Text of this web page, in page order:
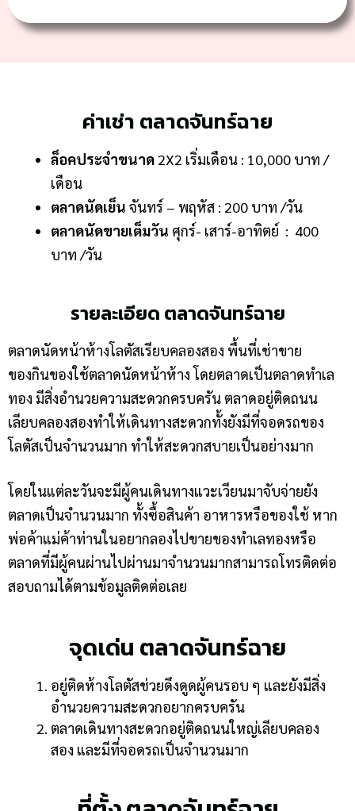
ค่าเช่า ตลาดจันทร์ฉาย
ล็อคประจำขนาด2X2 เริ่มเดือน : 10,000 บาท /
เดือน
ตลาดนัดเย็น จันทร์ – พฤหัส : 200 บาท /วัน
ตลาดนัดขายเต็มวัน ศุกร์- เสาร์-อาทิตย์ : 400
บาท /วัน
รายละเอียด ตลาดจันทร์ฉาย
ตลาดนัดหน้าห้างโลตัสเรียบคลองสอง พื้นที่เช่าขาย
ของกินของใช้ตลาดนัดหน้าห้าง โดยตลาดเป็นตลาดทำเล
ทอง มีสิ่งอำนวยความสะดวกครบครัน ตลาดอยู่ติดถนน
เลียบคลองสองทำให้เดินทางสะดวกทั้งยังมีที่จอดรถของ
โลตัสเป็นจำนวนมาก ทำให้สะดวกสบายเป็นอย่างมาก
โดยในแต่ละวันจะมีผู้คนเดินทางแวะเวียนมาจับจ่ายยัง
ตลาดเป็นจำนวนมาก ทั้งซื้อสินค้า อาหารหรือของใช้ หาก
พ่อค้าแม่ค้าท่านในอยากลองไปขายของทำเลทองหรือ
ตลาดที่มีผู้คนผ่านไปผ่านมาจำนวนมากสามารถโทรติดต่อ
สอบถามได้ตามข้อมูลติดต่อเลย
จุดเด่น ตลาดจันทร์ฉาย
อยู่ติดห้างโลตัสช่วยดึงดูดผู้คนรอบ ๆ และยังมีสิ่ง
อำนวยความสะดวกอยากครบครัน
ตลาดเดินทางสะดวกอยู่ติดถนนใหญ่เลียบคลอง
สอง และมีที่จอดรถเป็นจำนวนมาก